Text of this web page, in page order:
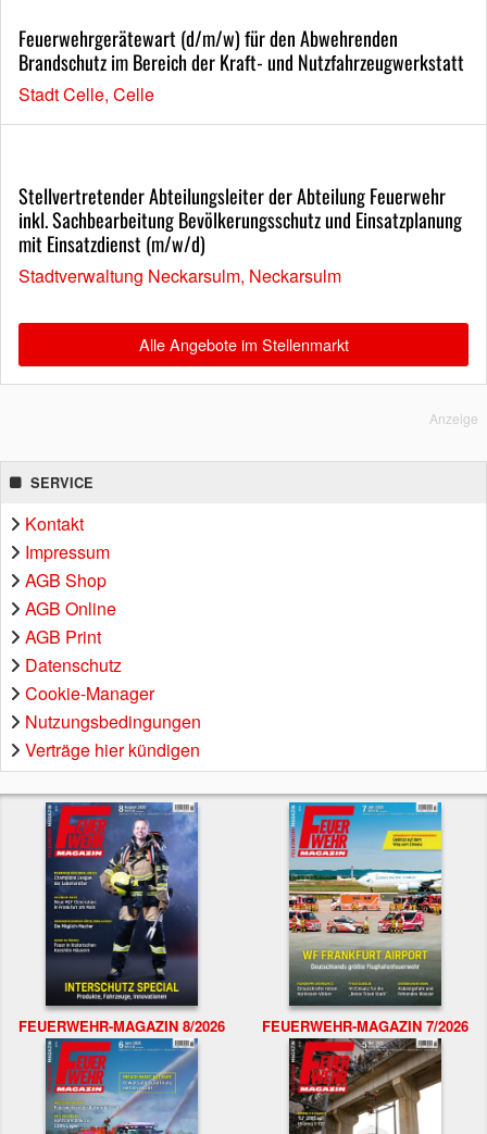
Feuerwehrgerätewart (d/m/w) für den Abwehrenden
Brandschutz im Bereich der Kraft- und Nutzfahrzeugwerkstatt
Stadt Celle, Celle
Stellvertretender Abteilungsleiter der Abteilung Feuerwehr
inkl. Sachbearbeitung Bevölkerungsschutz und Einsatzplanung
mit Einsatzdienst (m/w/d)
Stadtverwaltung Neckarsulm, Neckarsulm
Alle Angebote im Stellenmarkt
Anzeige
SERVICE
Kontakt
Impressum
AGB Shop
AGB Online
AGB Print
Datenschutz
Cookie-Manager
Nutzungsbedingungen
Verträge hier kündigen
FEUERWEHR-MAGAZIN 8/2026 FEUERWEHR-MAGAZIN 7/2026